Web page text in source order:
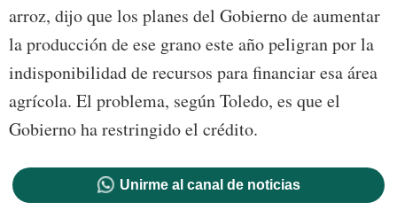
arroz, dijo que los planes del Gobierno de aumentar
la producción de ese grano este año peligran por la
indisponibilidad de recursos para financiar esa área
agrícola. El problema, según Toledo, es que el
Gobierno ha restringido el crédito.
Unirme al canal de noticias